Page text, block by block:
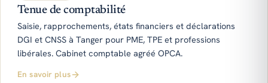
Tenue de comptabilité
Saisie, rapprochements, états financiers et déclarations
DGI et CNSS à Tanger pour PME, TPE et professions
libérales. Cabinet comptable agréé OPCA.
En savoir plus